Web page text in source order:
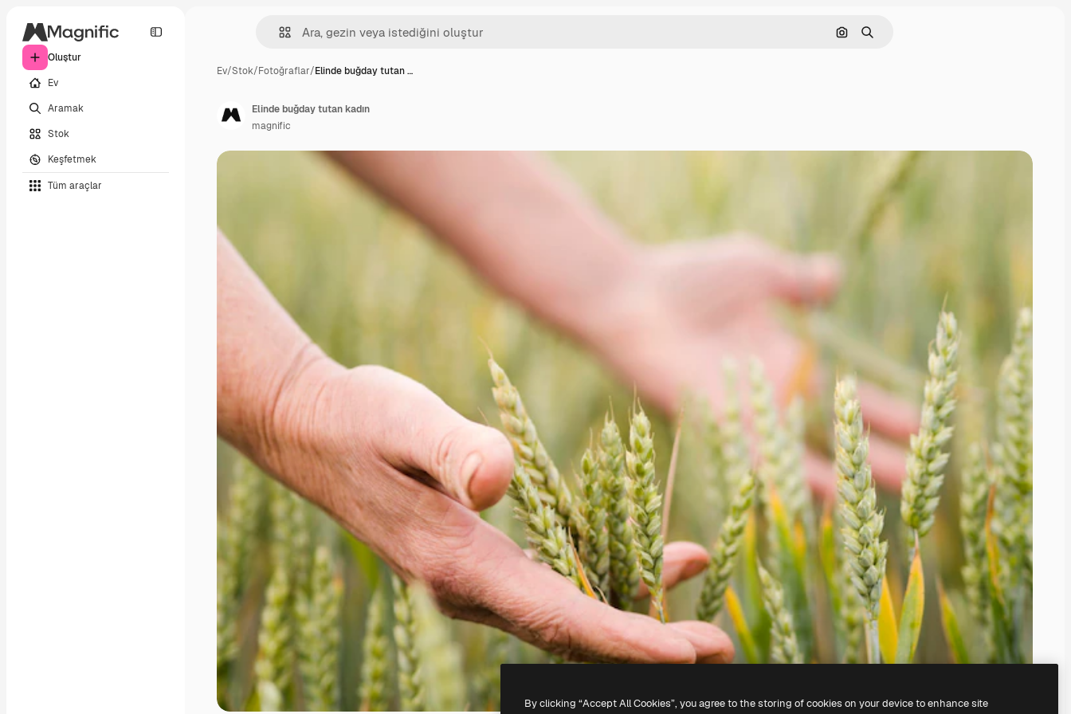
Oluştur
Ev
Aramak
Stok
Keşfetmek
Tüm araçlar
Görüntüyle ara
Aramak
Ev/Stok/Fotoğraflar/Elinde buğday tutan …
Elinde buğday tutan kadın
magnific
By clicking “Accept All Cookies”, you agree to the storing of cookies on your device to enhance site